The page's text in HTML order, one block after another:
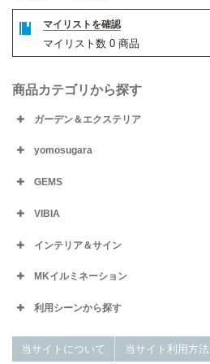
マイリストを確認
マイリスト数 0 商品
商品カテゴリから探す
ガーデン＆エクステリア
yomosugara
GEMS
VIBIA
インテリア＆サイン
MKイルミネーション
利用シーンから探す
当サイトについて 当サイト利用方法